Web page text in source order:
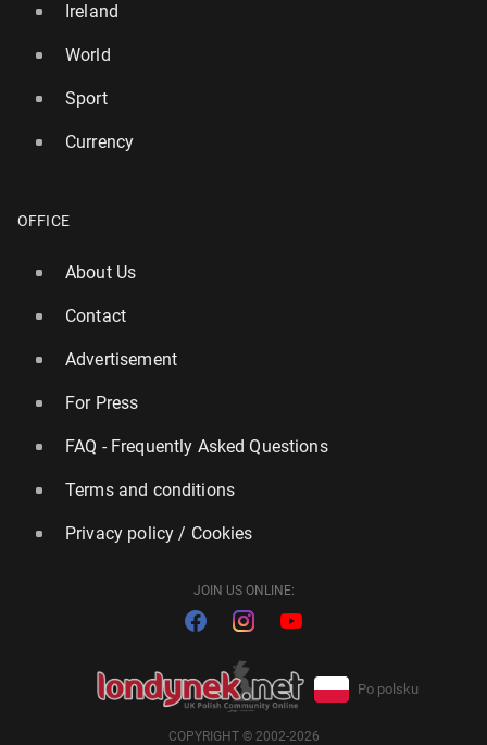
Ireland
World
Sport
Currency
OFFICE
About Us
Contact
Advertisement
For Press
FAQ - Frequently Asked Questions
Terms and conditions
Privacy policy / Cookies
JOIN US ONLINE:
Po polsku
COPYRIGHT © 2002-2026